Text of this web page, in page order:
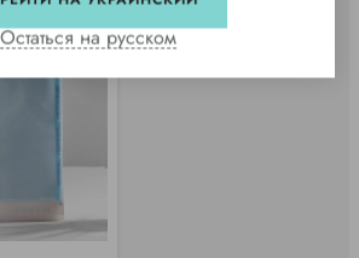
Остаться на русском